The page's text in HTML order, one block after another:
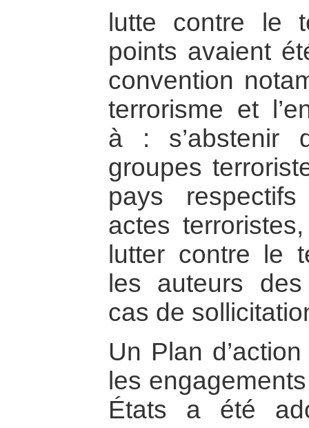
lutte contre le
points avaient
convention
terrorisme et
à : s’abstenir
groupes
pays
actes
lutter contre le
les auteurs
cas de
Un Plan
les
États a été